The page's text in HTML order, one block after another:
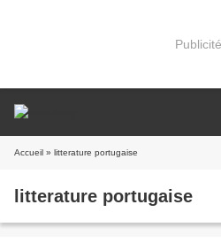
Publicité
Accueil » litterature portugaise
litterature portugaise